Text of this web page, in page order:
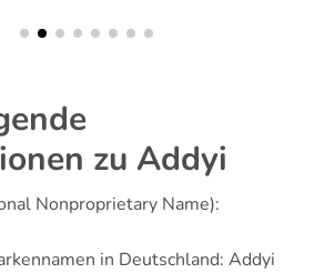
zu Addyi
Nonproprietary Name):
in Deutschland: Addyi